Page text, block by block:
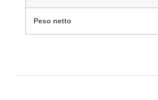
Peso netto